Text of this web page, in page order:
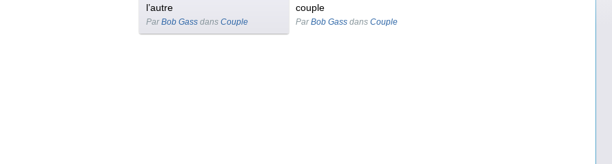
l’autre
ParBob Gass dans Couple
couple
ParBob Gass dansCouple